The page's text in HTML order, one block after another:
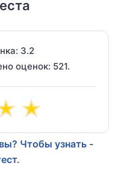
3.2
оценок: 521.
Чтобы узнать -